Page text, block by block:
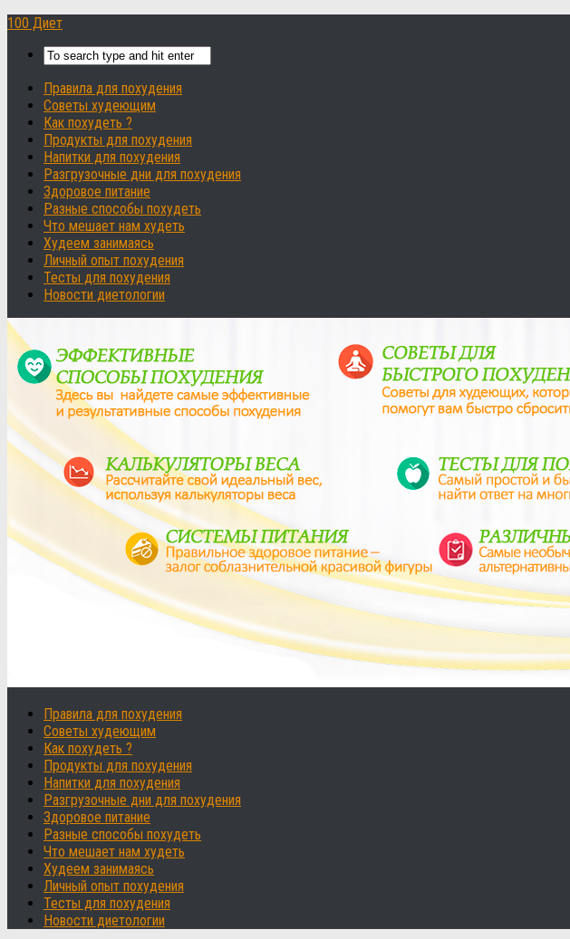
100 Диет
Правила для похудения
Советы худеющим
Как похудеть ?
Продукты для похудения
Напитки для похудения
Разгрузочные дни для похудения
Здоровое питание
Разные способы похудеть
Что мешает нам худеть
Худеем занимаясь
Личный опыт похудения
Тесты для похудения
Новости диетологии
Правила для похудения
Советы худеющим
Как похудеть ?
Продукты для похудения
Напитки для похудения
Разгрузочные дни для похудения
Здоровое питание
Разные способы похудеть
Что мешает нам худеть
Худеем занимаясь
Личный опыт похудения
Тесты для похудения
Новости диетологии